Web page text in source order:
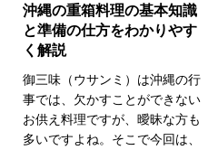
沖縄の重箱料理の基本知識
と準備の仕方をわかりやす
く解説
御三味（ウサンミ）は沖縄の行
事では、欠かすことができない
お供え料理ですが、曖昧な方も
多いですよね。そこで今回は、